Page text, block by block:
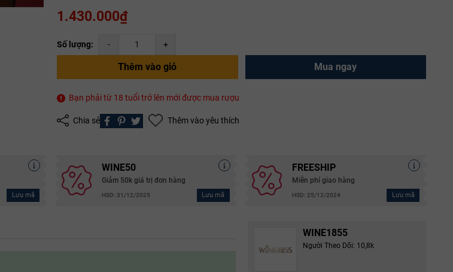
1.430.000₫
Số lượng: - +
Thêm vào giỏ Mua ngay
Bạn phải từ 18 tuổi trở lên mới được mua rượu
Chia sẻ Thêm vào yêu thích
Lưu mã
WINE50
Giảm 50k giá trị đơn hàng
HSD: 31/12/2025 Lưu mã
FREESHIP
Miễn phí giao hàng
HSD: 25/12/2024 Lưu mã
WINE1855
Người Theo Dõi: 10,8k